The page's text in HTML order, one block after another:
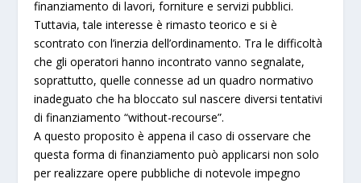
finanziamento di lavori, forniture e servizi pubblici.
Tuttavia, tale interesse è rimasto teorico e si è
scontrato con l’inerzia dell’ordinamento. Tra le difficoltà
che gli operatori hanno incontrato vanno segnalate,
soprattutto, quelle connesse ad un quadro normativo
inadeguato che ha bloccato sul nascere diversi tentativi
di finanziamento “without-recourse”.
A questo proposito è appena il caso di osservare che
questa forma di finanziamento può applicarsi non solo
per realizzare opere pubbliche di notevole impegno